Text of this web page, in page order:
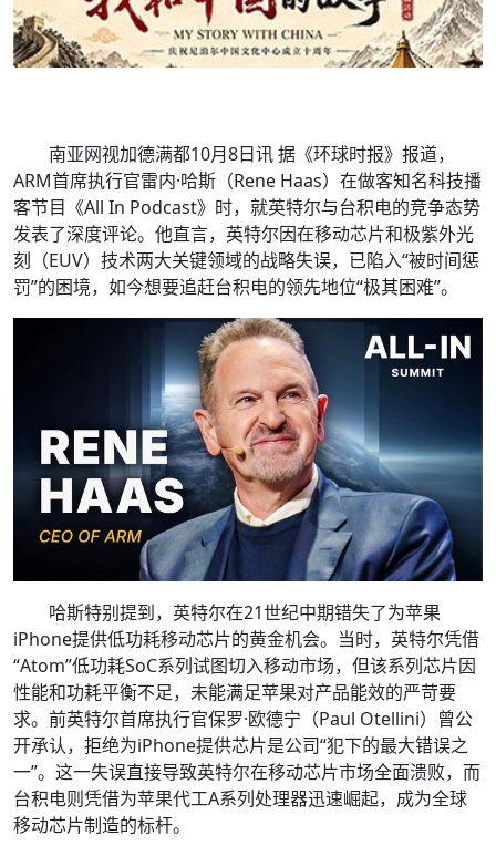
南亚网视加德满都10月8日讯 据《环球时报》报道，
ARM首席执行官雷内·哈斯（Rene Haas）在做客知名科技播
客节目《All In Podcast》时，就英特尔与台积电的竞争态势
发表了深度评论。他直言，英特尔因在移动芯片和极紫外光
刻（EUV）技术两大关键领域的战略失误，已陷入“被时间惩
罚”的困境，如今想要追赶台积电的领先地位“极其困难”。
哈斯特别提到，英特尔在21世纪中期错失了为苹果
iPhone提供低功耗移动芯片的黄金机会。当时，英特尔凭借
“Atom”低功耗SoC系列试图切入移动市场，但该系列芯片因
性能和功耗平衡不足，未能满足苹果对产品能效的严苛要
求。前英特尔首席执行官保罗·欧德宁（Paul Otellini）曾公
开承认，拒绝为iPhone提供芯片是公司“犯下的最大错误之
一”。这一失误直接导致英特尔在移动芯片市场全面溃败，而
台积电则凭借为苹果代工A系列处理器迅速崛起，成为全球
移动芯片制造的标杆。